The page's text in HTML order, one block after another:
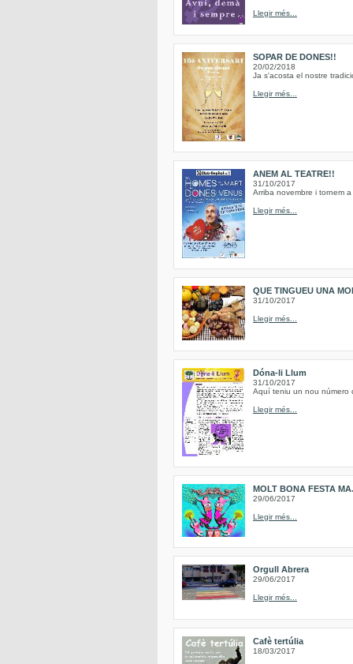
Llegir més...
SOPAR DE DONES!!
20/02/2018
Ja s'acosta el nostre
Llegir més...
ANEM AL TEATRE!!
31/10/2017
Arriba novembre i tornem
Llegir més...
QUE TINGUEU UNA
31/10/2017
Llegir més...
Dóna-li Llum
31/10/2017
Aquí teniu un nou número
Llegir més...
MOLT BONA FESTA
29/06/2017
Llegir més...
Orgull Abrera
29/06/2017
Llegir més...
Cafè tertúlia
18/03/2017